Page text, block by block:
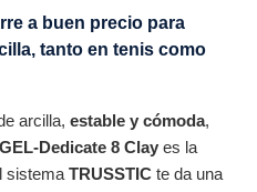
a buen precio para
tanto en tenis como
arcilla,estable y cómoda,
Dedicate 8 Clay es la
sistemaTRUSSTIC te da una